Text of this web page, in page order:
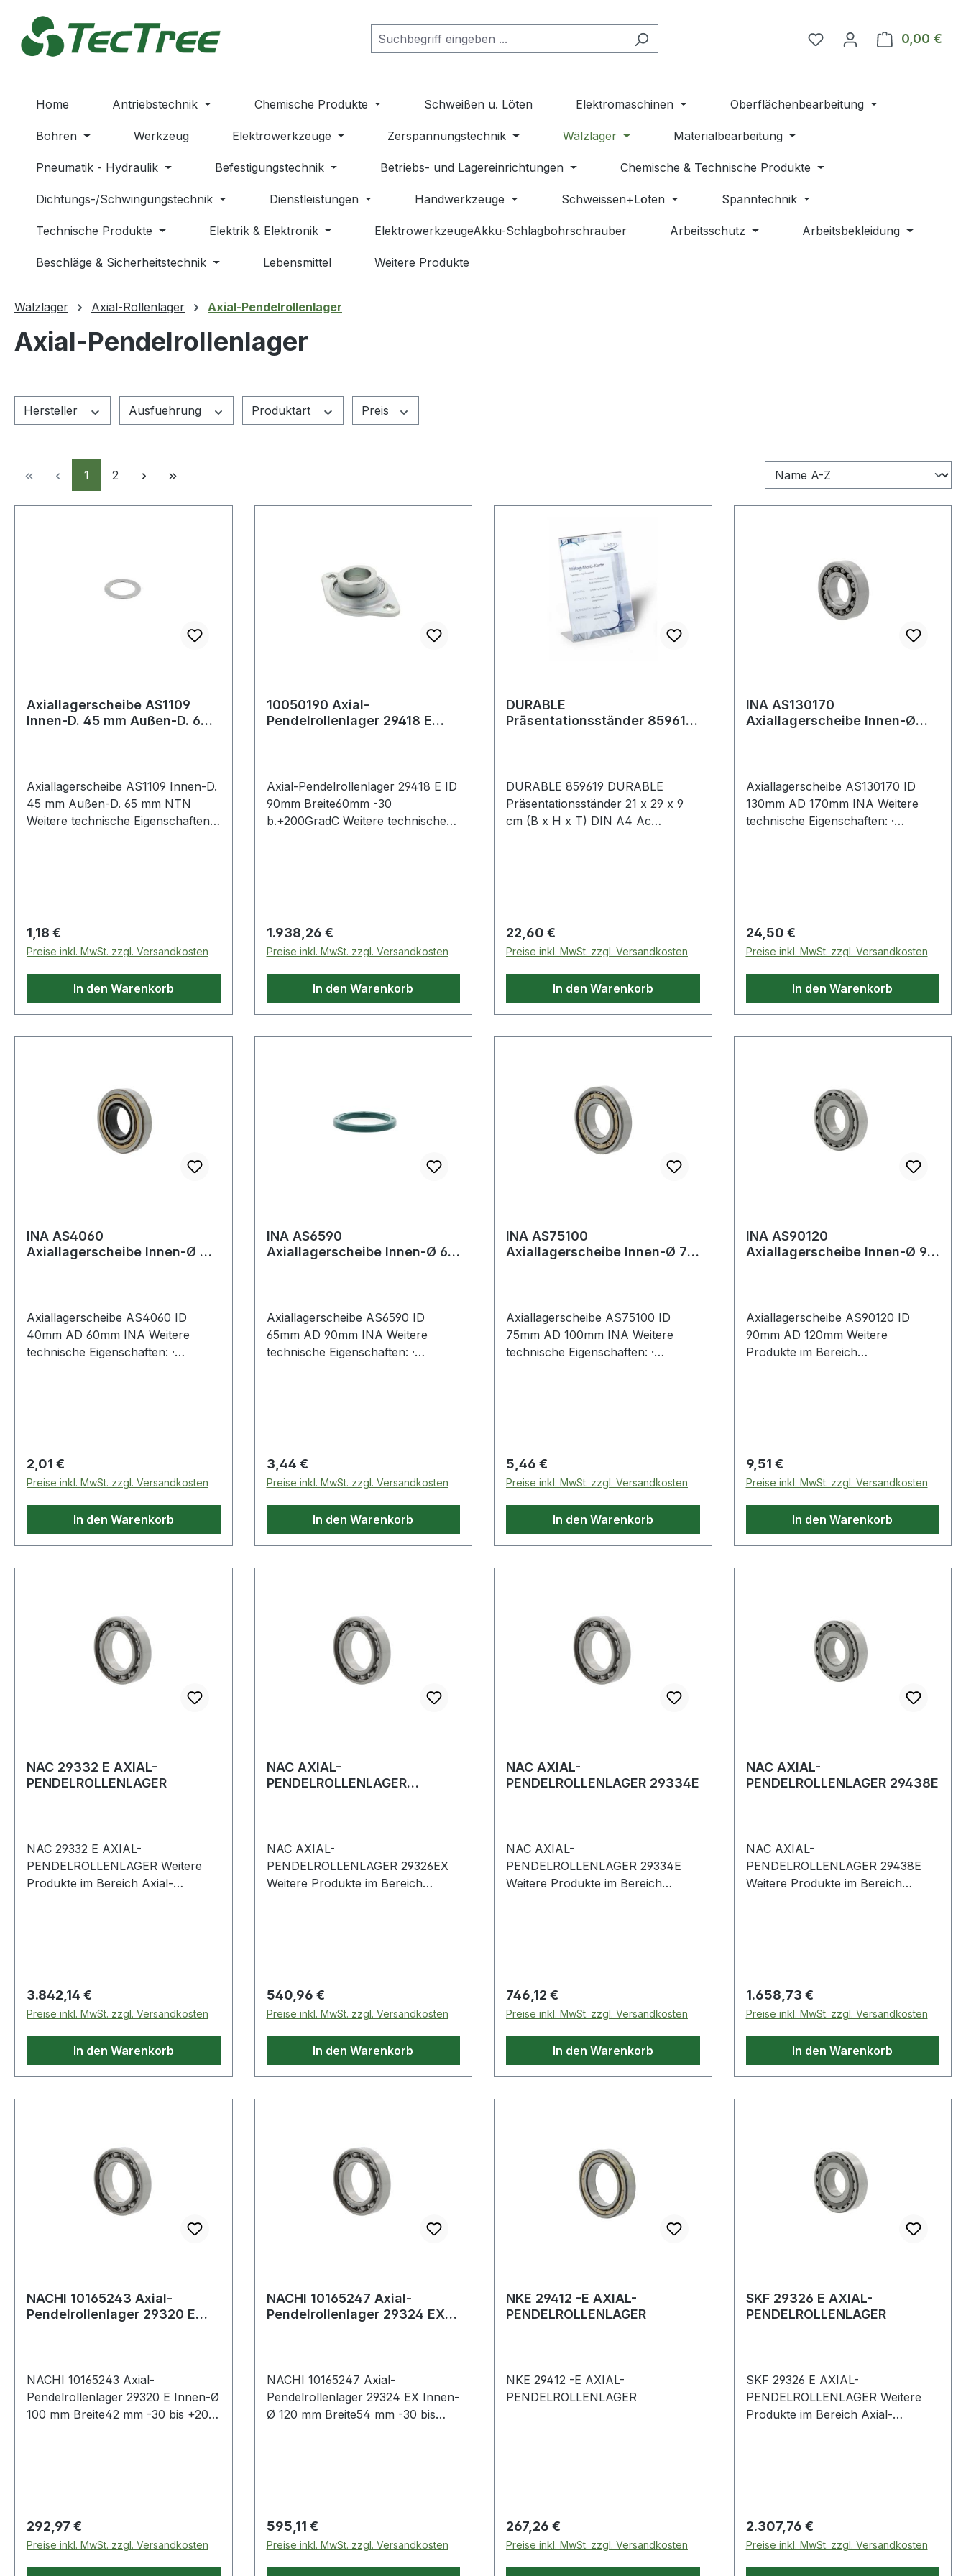
Hauptinhalt springen
Zur Suche springen
Zur Hauptnavigation springen
Du hast 0 Produkte auf
0,00 €
Home Antriebstechnik Chemische Produkte Schweißen u. Löten Elektromaschinen Oberflächenbearbeitung
Bohren Werkzeug Elektrowerkzeuge Zerspannungstechnik Wälzlager Materialbearbeitung
Pneumatik - Hydraulik Befestigungstechnik Betriebs- und Lagereinrichtungen Chemische & Technische Produkte
Dichtungs-/Schwingungstechnik Dienstleistungen Handwerkzeuge Schweissen+Löten Spanntechnik
Technische Produkte Elektrik & Elektronik ElektrowerkzeugeAkku-Schlagbohrschrauber Arbeitsschutz Arbeitsbekleidung
Beschläge & Sicherheitstechnik Lebensmittel Weitere Produkte
Wälzlager Axial-Rollenlager Axial-Pendelrollenlager
Axial-Pendelrollenlager
Hersteller Ausfuehrung Produktart Preis
Seite
1 Seite
2
Axiallagerscheibe AS1109
Innen-D. 45 mm Außen-D. 65
Axiallagerscheibe AS1109 Innen-D.
45 mm Außen-D. 65 mm NTN
Weitere technische Eigenschaften: ·
Regulärer Preis:
1,18 €
Preise inkl. MwSt. zzgl. Versandkosten
In den Warenkorb
10050190 Axial-
Pendelrollenlager 29418 E
Axial-Pendelrollenlager 29418 E ID
90mm Breite60mm -30
b.+200GradC Weitere technische
Regulärer Preis:
1.938,26 €
Preise inkl. MwSt. zzgl. Versandkosten
In den Warenkorb
DURABLE
Präsentationsständer 859619
DURABLE 859619 DURABLE
Präsentationsständer 21 x 29 x 9
cm (B x H x T) DIN A4 Ac
durch seitliche Entnahme.
Regulärer Preis:
22,60 €
Preise inkl. MwSt. zzgl. Versandkosten
In den Warenkorb
INA AS130170
Axiallagerscheibe Innen-Ø
Axiallagerscheibe AS130170 ID
130mm AD 170mm INA Weitere
technische Eigenschaften: ·
Regulärer Preis:
24,50 €
Preise inkl. MwSt. zzgl. Versandkosten
In den Warenkorb
INA AS4060
Axiallagerscheibe Innen-Ø 40
Axiallagerscheibe AS4060 ID
40mm AD 60mm INA Weitere
technische Eigenschaften: ·
Regulärer Preis:
2,01 €
Preise inkl. MwSt. zzgl. Versandkosten
In den Warenkorb
INA AS6590
Axiallagerscheibe Innen-Ø 65
Axiallagerscheibe AS6590 ID
65mm AD 90mm INA Weitere
technische Eigenschaften: ·
Regulärer Preis:
3,44 €
Preise inkl. MwSt. zzgl. Versandkosten
In den Warenkorb
INA AS75100
Axiallagerscheibe Innen-Ø 75
Axiallagerscheibe AS75100 ID
75mm AD 100mm INA Weitere
technische Eigenschaften: ·
Regulärer Preis:
5,46 €
Preise inkl. MwSt. zzgl. Versandkosten
In den Warenkorb
INA AS90120
Axiallagerscheibe Innen-Ø 90
Axiallagerscheibe AS90120 ID
90mm AD 120mm Weitere
Produkte im Bereich
Regulärer Preis:
9,51 €
Preise inkl. MwSt. zzgl. Versandkosten
In den Warenkorb
NAC 29332 E AXIAL-
PENDELROLLENLAGER
NAC 29332 E AXIAL-
PENDELROLLENLAGER Weitere
Produkte im Bereich Axial-
Regulärer Preis:
3.842,14 €
Preise inkl. MwSt. zzgl. Versandkosten
In den Warenkorb
NAC AXIAL-
PENDELROLLENLAGER
NAC AXIAL-
PENDELROLLENLAGER 29326EX
Weitere Produkte im Bereich
Regulärer Preis:
540,96 €
Preise inkl. MwSt. zzgl. Versandkosten
In den Warenkorb
NAC AXIAL-
PENDELROLLENLAGER 29334E
NAC AXIAL-
PENDELROLLENLAGER 29334E
Weitere Produkte im Bereich
Regulärer Preis:
746,12 €
Preise inkl. MwSt. zzgl. Versandkosten
In den Warenkorb
NAC AXIAL-
PENDELROLLENLAGER 29438E
NAC AXIAL-
PENDELROLLENLAGER 29438E
Weitere Produkte im Bereich
Regulärer Preis:
1.658,73 €
Preise inkl. MwSt. zzgl. Versandkosten
In den Warenkorb
NACHI 10165243 Axial-
Pendelrollenlager 29320 E
NACHI 10165243 Axial-
Pendelrollenlager 29320 E Innen-Ø
100 mm Breite42 mm -30 bis +200
Regulärer Preis:
292,97 €
Preise inkl. MwSt. zzgl. Versandkosten
NACHI 10165247 Axial-
Pendelrollenlager 29324 EX
NACHI 10165247 Axial-
Pendelrollenlager 29324 EX Innen-
Ø 120 mm Breite54 mm -30 bis
Regulärer Preis:
595,11 €
Preise inkl. MwSt. zzgl. Versandkosten
NKE 29412 -E AXIAL-
PENDELROLLENLAGER
NKE 29412 -E AXIAL-
PENDELROLLENLAGER
Regulärer Preis:
267,26 €
Preise inkl. MwSt. zzgl. Versandkosten
SKF 29326 E AXIAL-
PENDELROLLENLAGER
SKF 29326 E AXIAL-
PENDELROLLENLAGER Weitere
Produkte im Bereich Axial-
Regulärer Preis:
2.307,76 €
Preise inkl. MwSt. zzgl. Versandkosten